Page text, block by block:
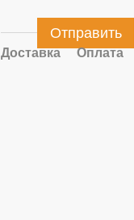
Отправить
Доставка Оплата